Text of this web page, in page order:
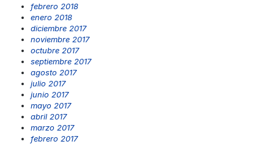
febrero 2018
enero 2018
diciembre 2017
noviembre 2017
octubre 2017
septiembre 2017
agosto 2017
julio 2017
junio 2017
mayo 2017
abril 2017
marzo 2017
febrero 2017